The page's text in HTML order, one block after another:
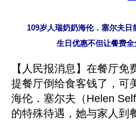
109岁人瑞奶奶海伦．塞尔夫日
【人民报消息】在餐厅免
提餐厅倒给食客钱了，可
海伦．塞尔夫（Helen
的特殊待遇，她与家人到